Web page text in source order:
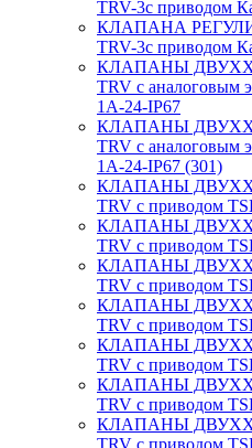
TRV-3с приводом
КЛАПАНА
TRV-3с приводом
КЛАПАНЫ
TRV с аналоговым
1А-24-IP67
КЛАПАНЫ
TRV с аналоговым
1А-24-IP67 (301)
КЛАПАНЫ
TRV с приводом
КЛАПАНЫ
TRV с приводом
КЛАПАНЫ
TRV с приводом
КЛАПАНЫ
TRV с приводом
КЛАПАНЫ
TRV с приводом
КЛАПАНЫ
TRV с приводом
КЛАПАНЫ
TRV с приводом